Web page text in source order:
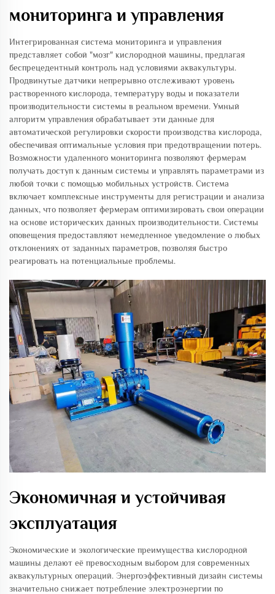
мониторинга и управления
Интегрированная система мониторинга и управления
представляет собой "мозг" кислородной машины, предлагая
беспрецедентный контроль над условиями аквакультуры.
Продвинутые датчики непрерывно отслеживают уровень
растворенного кислорода, температуру воды и показатели
производительности системы в реальном времени. Умный
алгоритм управления обрабатывает эти данные для
автоматической регулировки скорости производства кислорода,
обеспечивая оптимальные условия при предотвращении потерь.
Возможности удаленного мониторинга позволяют фермерам
получать доступ к данным системы и управлять параметрами из
любой точки с помощью мобильных устройств. Система
включает комплексные инструменты для регистрации и анализа
данных, что позволяет фермерам оптимизировать свои операции
на основе исторических данных производительности. Системы
оповещения предоставляют немедленное уведомление о любых
отклонениях от заданных параметров, позволяя быстро
реагировать на потенциальные проблемы.
Экономичная и устойчивая
эксплуатация
Экономические и экологические преимущества кислородной
машины делают её превосходным выбором для современных
аквакультурных операций. Энергоэффективный дизайн системы
значительно снижает потребление электроэнергии по